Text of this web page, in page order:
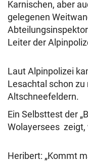
Karnischen, aber
gelegenen
Leiter der
Laut Alpinpolizei
Lesachtal schon
Altschneefeldern.
Ein Selbsttest der
Wolayersees zeigt,
Heribert: „Kommt